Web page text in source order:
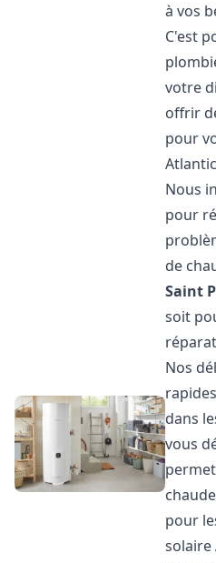
à vos
C'est
votre
offrir
pour
Nous
pour
de
Saint
soit
Nos
dans
vous
pour